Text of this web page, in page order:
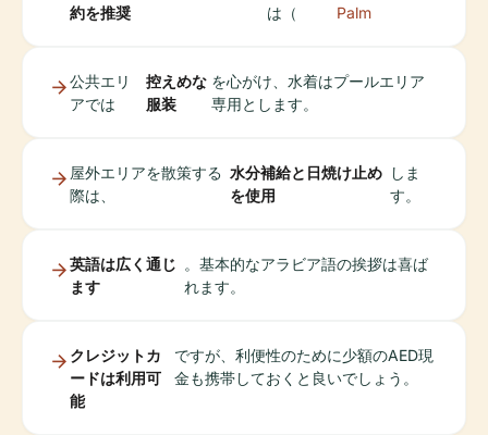
約を推奨
は（
Palm
公共エリ
アでは
控えめな
服装
を心がけ、水着はプールエリア
専用とします。
屋外エリアを散策する
際は、
水分補給と日焼け止め
を使用
しま
す。
英語は広く通じ
ます
。基本的なアラビア語の挨拶は喜ば
れます。
クレジットカ
ードは利用可
能
ですが、利便性のために少額のAED現
金も携帯しておくと良いでしょう。